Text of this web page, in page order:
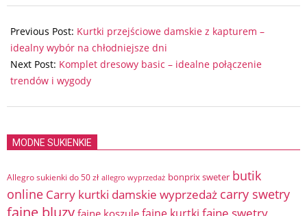
07-
12
Previous Post: Kurtki przejściowe damskie z kapturem –
idealny wybór na chłodniejsze dni
Next Post: Komplet dresowy basic – idealne połączenie
trendów i wygody
MODNE SUKIENKIE
Allegro sukienki do 50 zł allegro wyprzedaż bonprix sweter butik
online Carry kurtki damskie wyprzedaż carry swetry
fajne bluzy fajne koszule